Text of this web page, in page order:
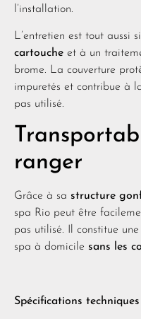
l’installation.
L’entretien est tout aussi
cartouche et à un
brome. La couverture
impuretés et contribue à
pas utilisé.
ranger
Grâce à sa structure
spa Rio peut être
pas utilisé. Il constitue
spa à domicile sans les
Spécifications techniques